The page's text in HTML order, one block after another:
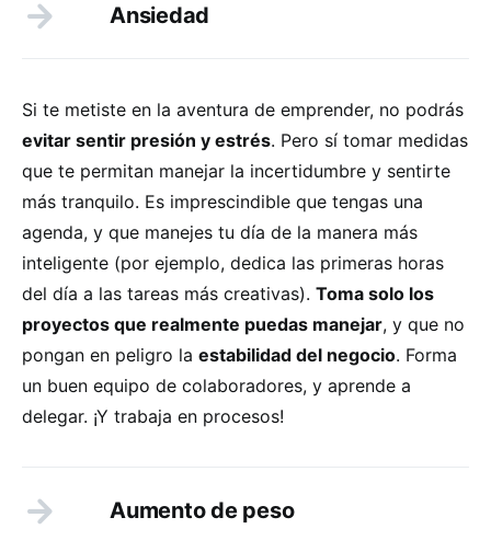
Ansiedad
Si te metiste en la aventura de emprender, no podrás
evitar sentir presión y estrés. Pero sí tomar medidas
que te permitan manejar la incertidumbre y sentirte
más tranquilo. Es imprescindible que tengas una
agenda, y que manejes tu día de la manera más
inteligente (por ejemplo, dedica las primeras horas
del día a las tareas más creativas). Toma solo los
proyectos que realmente puedas manejar, y que no
pongan en peligro la estabilidad del negocio. Forma
un buen equipo de colaboradores, y aprende a
delegar. ¡Y trabaja en procesos!
Aumento de peso